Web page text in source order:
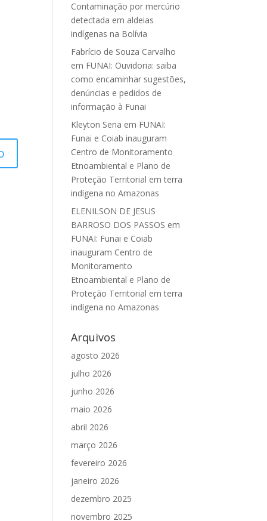
Contaminação por mercúrio
detectada em aldeias
indígenas na Bolívia
Fabrício de Souza Carvalho
em FUNAI: Ouvidoria: saiba
como encaminhar sugestões,
denúncias e pedidos de
informação à Funai
Kleyton Sena em FUNAI:
Funai e Coiab inauguram
Centro de Monitoramento
Etnoambiental e Plano de
Proteção Territorial em terra
indígena no Amazonas
ELENILSON DE JESUS
BARROSO DOS PASSOS em
FUNAI: Funai e Coiab
inauguram Centro de
Monitoramento
Etnoambiental e Plano de
Proteção Territorial em terra
indígena no Amazonas
Arquivos
agosto 2026
julho 2026
junho 2026
maio 2026
abril 2026
março 2026
fevereiro 2026
janeiro 2026
dezembro 2025
novembro 2025